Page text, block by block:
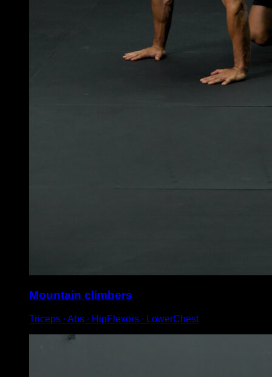
Mountain climbers
Triceps ∙ Abs ∙ HipFlexors ∙ LowerChest